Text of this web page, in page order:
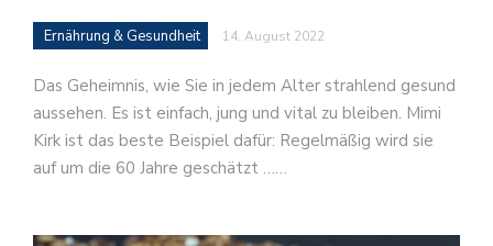
Ernährung & Gesundheit 14. August 2022
Das Geheimnis, wie Sie in jedem Alter strahlend gesund
aussehen. Es ist einfach, jung und vital zu bleiben. Mimi
Kirk ist das beste Beispiel dafür: Regelmäßig wird sie
auf um die 60 Jahre geschätzt ……